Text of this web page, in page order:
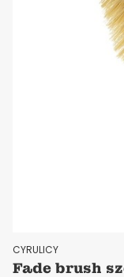
PRODUCENT
CYRULICY
Fade brush